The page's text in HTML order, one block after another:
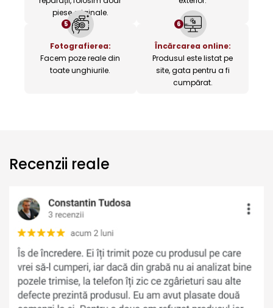
piese originale.
5
Fotografierea:
Facem poze reale din
toate unghiurile.
6
Încărcarea online:
Produsul este listat pe
site, gata pentru a fi
cumpărat.
Recenzii reale